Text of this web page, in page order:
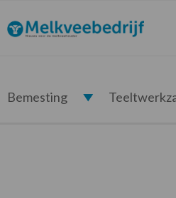
de
hoofdnavigatie
de
hoofd
de
eerste
de
voettekst
Melkveebedrijf.nl
Bemesting